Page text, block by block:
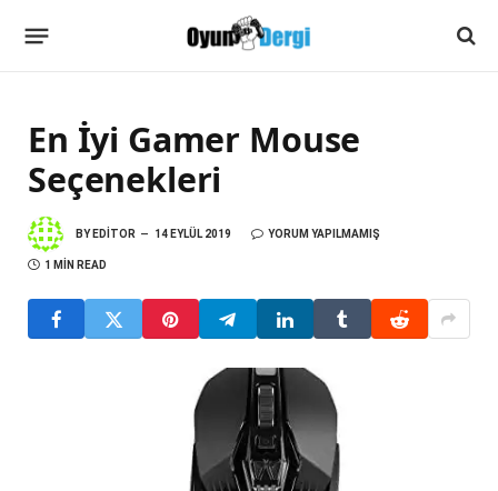
En İyi Gamer Mouse
Seçenekleri
BY EDITOR 14 EYLÜL 2019 YORUM YAPILMAMIŞ
1 MIN READ